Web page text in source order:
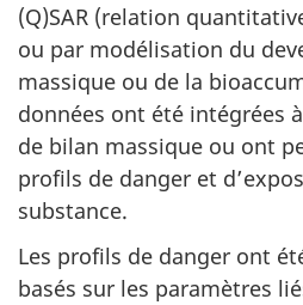
(Q)SAR (relation
ou par modélisation du
massique ou de la
données ont été intégrées
de bilan massique ou ont
profils de danger et
substance.
Les profils de danger ont
basés sur les paramètres